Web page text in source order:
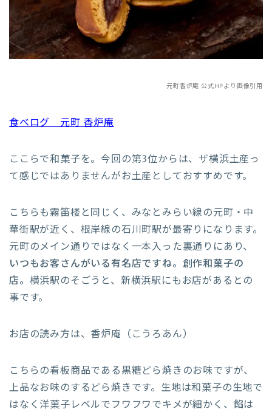
元町香炉庵 公式HPより画像引用
食べログ 元町 香炉庵
ここらで和菓子を。今回の第3位からは、ザ横浜土産っ
て感じではありませんがお土産としておすすめです。
こちらも霧笛楼と同じく、みなとみらい線の元町・中
華街駅が近く、根岸線の石川町駅が最寄りになります。
元町のメイン通りではなく一本入った裏通りにあり、
いつもお客さんがいる有名店ですね。創作和菓子の
店。 横浜駅のそごうと、新横浜駅にもお店があるとの
事です。
お店の読み方は、香炉庵（こうろあん）
こちらの看板商品である黒糖どら焼きのお味ですが、
上品なお味のするどら焼きです。生地は和菓子の生地で
はなく洋菓子レベルでフワフワでキメが細かく、餡は